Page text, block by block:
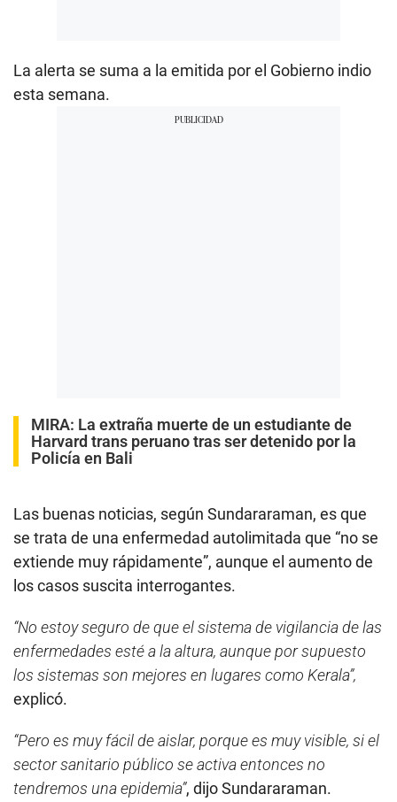
La alerta se suma a la emitida por el Gobierno indio
esta semana.
MIRA: La extraña muerte de un estudiante de
Harvard trans peruano tras ser detenido por la
Policía en Bali
Las buenas noticias, según Sundararaman, es que
se trata de una enfermedad autolimitada que “no se
extiende muy rápidamente”, aunque el aumento de
los casos suscita interrogantes.
“No estoy seguro de que el sistema de vigilancia de las
enfermedades esté a la altura, aunque por supuesto
los sistemas son mejores en lugares como Kerala”,
explicó.
“Pero es muy fácil de aislar, porque es muy visible, si el
sector sanitario público se activa entonces no
tendremos una epidemia”, dijo Sundararaman.